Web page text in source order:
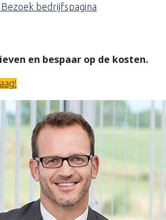
Bezoek bedrijfspagina
en bespaar op de kosten.